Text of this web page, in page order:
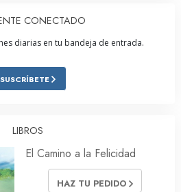
CONECTADO
diarias en tu bandeja de entrada.
SUSCRÍBETE
LIBROS
El Camino a la Felicidad
HAZ TU PEDIDO